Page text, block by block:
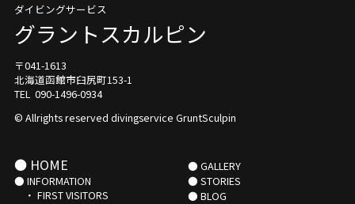
ダイビングサービス
グラントスカルピン
〒041-1613
北海道函館市臼尻町153-1
TEL 090-1496-0934
© Allrights reserved divingservice GruntSculpin
● HOME
● INFORMATION
・ FIRST VISITORS
● GALLERY
● STORIES
● BLOG